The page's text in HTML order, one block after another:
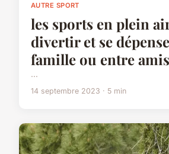
AUTRE SPORT
les sports en plein
divertir et se
famille ou entre amis
...
14 septembre 2023 · 5 min